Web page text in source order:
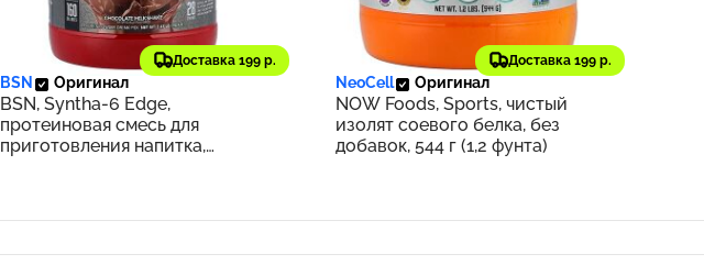
Доставка 199 р.
5 690 ₽ 569
BSN Оригинал
BSN, Syntha-6 Edge,
протеиновая смесь для
приготовления напитка,
Доставка 199 р.
2 558 ₽ 256
NeoCell Оригинал
NOW Foods, Sports, чистый
изолят соевого белка, без
добавок, 544 г (1,2 фунта)